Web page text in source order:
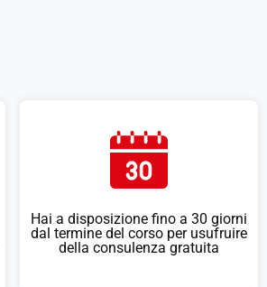
Hai a disposizione fino a 30 giorni
dal termine del corso per usufruire
della consulenza gratuita